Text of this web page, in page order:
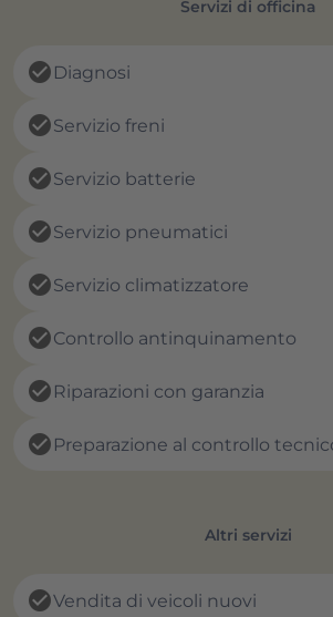
Servizi di officina
check_circle Diagnosi
check_circleServizio freni
check_circleServizio batterie
check_circleServizio pneumatici
check_circleServizio climatizzatore
check_circleControllo antinquinamento
check_circle Riparazioni con garanzia
check_circle Preparazione al controllo
Altri servizi
check_circleVendita di veicoli nuovi